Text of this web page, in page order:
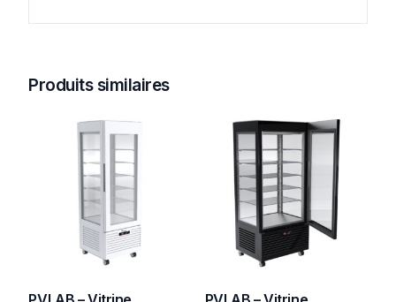
Produits similaires